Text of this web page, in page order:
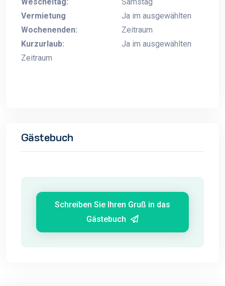
Vermietung
Wochenenden:
Ja im ausgewählten
Zeitraum
Kurzurlaub:
Ja im ausgewählten
Zeitraum
Gästebuch
Schreiben Sie Ihren Gruß in das
Gästebuch